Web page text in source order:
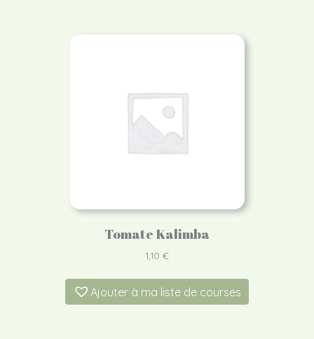
Tomate Kalimba
1,10 €
Ajouter à ma liste de courses